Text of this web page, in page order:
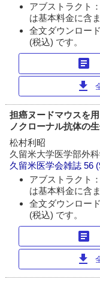
アブストラクト
は基本料金に含
全文ダウンロー
(税込) です。
article
download
担癌ヌードマウスを
ノクローナル抗体の
松村利昭
久留米大学医学部外
久留米医学会雑誌 56
アブストラクト
は基本料金に含
全文ダウンロー
(税込) です。
article
download